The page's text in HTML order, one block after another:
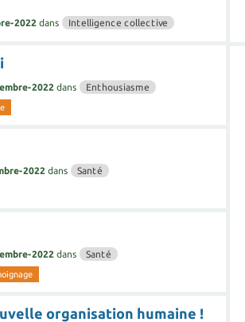
2022 dans Intelligence collective
2022 dans Enthousiasme
2022 dans Santé
2022 dans Santé
organisation humaine !